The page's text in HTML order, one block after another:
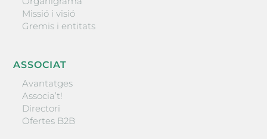
Missió i visió
Gremis i entitats
ASSOCIAT
Avantatges
Associa’t!
Directori
Ofertes B2B